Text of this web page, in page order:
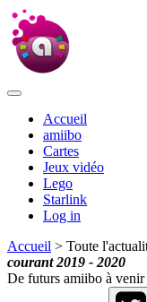
Accueil
amiibo
Cartes
Jeux vidéo
Lego
Starlink
Log in
Accueil > Toute
courant 2019 - 2020
De futurs amiibo à